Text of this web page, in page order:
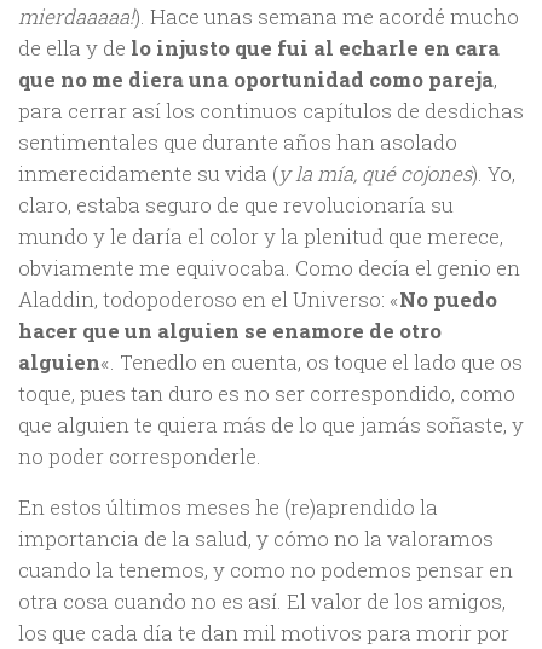
mierdaaaaa!). Hace unas semana me acordé mucho
de ella y de lo injusto que fui al echarle en cara
que no me diera una oportunidad como pareja,
para cerrar así los continuos capítulos de desdichas
sentimentales que durante años han asolado
inmerecidamente su vida (y la mía, qué cojones). Yo,
claro, estaba seguro de que revolucionaría su
mundo y le daría el color y la plenitud que merece,
obviamente me equivocaba. Como decía el genio en
Aladdin, todopoderoso en el Universo: «No puedo
hacer que un alguien se enamore de otro
alguien«. Tenedlo en cuenta, os toque el lado que os
toque, pues tan duro es no ser correspondido, como
que alguien te quiera más de lo que jamás soñaste, y
no poder corresponderle.
En estos últimos meses he (re)aprendido la
importancia de la salud, y cómo no la valoramos
cuando la tenemos, y como no podemos pensar en
otra cosa cuando no es así. El valor de los amigos,
los que cada día te dan mil motivos para morir por